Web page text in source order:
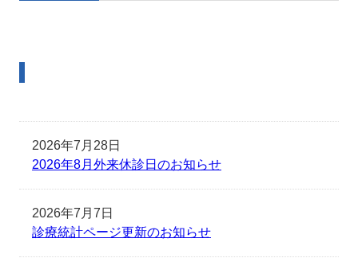
2026年7月28日
2026年8月外来休診日のお知らせ
2026年7月7日
診療統計ページ更新のお知らせ